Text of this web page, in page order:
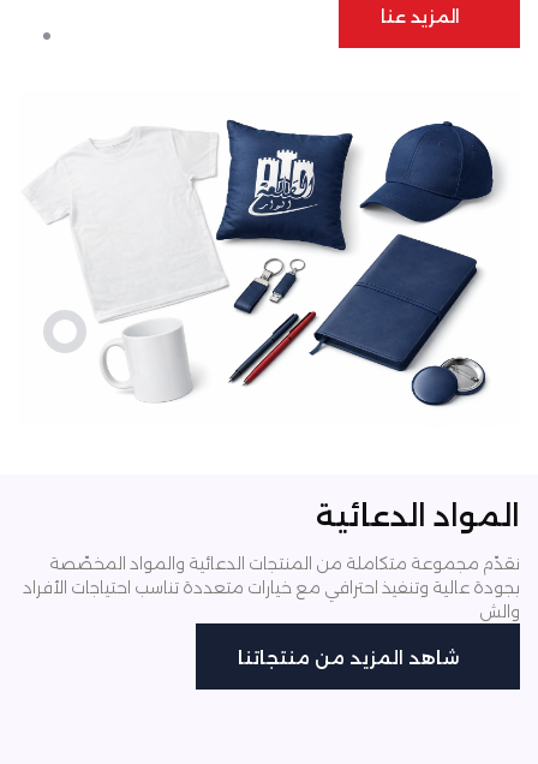
المزيد عنا
المزيد عنا
المواد الدعائية
نقدّم مجموعة متكاملة من المنتجات الدعائية والمواد المخصّصة
بجودة عالية وتنفيذ احترافي مع خيارات متعددة تناسب احتياجات الأفراد
والش
شاهد المزيد من منتجاتنا